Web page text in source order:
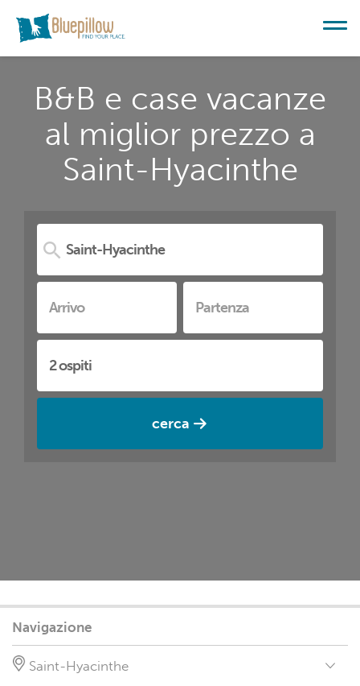
B&B e case vacanze
al miglior prezzo a
Saint-Hyacinthe
cerca
Navigazione
Saint-Hyacinthe